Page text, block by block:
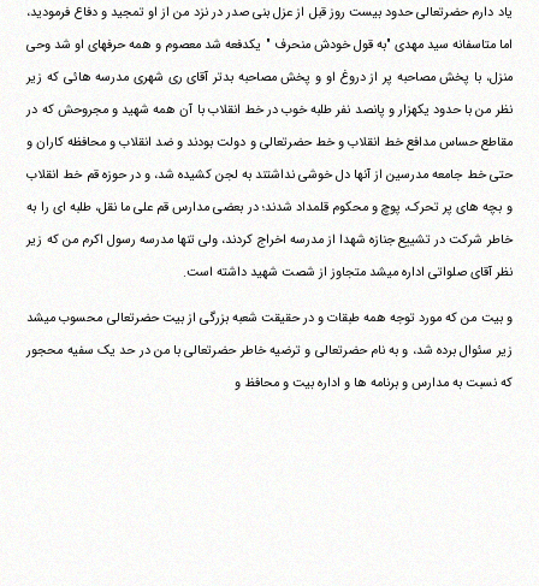
یاد دارم حضرتعالی حدود بیست روز قبل از عزل بنی صدر در نزد من از او تمجید و دفاع فرمودید،
اما متاسفانه سید مهدی "به قول خودش منحرف " یکدفعه شد معصوم و همه حرفهای او شد وحی
منزل، با پخش مصاحبه پر از دروغ او و پخش مصاحبه بدتر آقای ری شهری مدرسه هائی که زیر
نظر من با حدود یکهزار و پانصد نفر طلبه خوب در خط انقلاب با آن همه شهید و مجروحش که در
مقاطع حساس مدافع خط انقلاب و خط حضرتعالی و دولت بودند و ضد انقلاب و محافظه کاران و
حتی خط جامعه مدرسین از آنها دل خوشی نداشتند به لجن کشیده شد، و در حوزه قم خط انقلاب
و بچه های پر تحرک، پوچ و محکوم قلمداد شدند؛ در بعضی مدارس قم علی ما نقل، طلبه ای را به
خاطر شرکت در تشییع جنازه شهدا از مدرسه اخراج کردند، ولی تنها مدرسه رسول اکرم من که زیر
نظر آقای صلواتی اداره می‎شد متجاوز از شصت شهید داشته است.
و بیت من که مورد توجه همه طبقات و در حقیقت شعبه بزرگی از بیت حضرتعالی محسوب می‎شد
زیر سئوال برده شد، و به نام حضرتعالی و ترضیه خاطر حضرتعالی با من در حد یک سفیه محجور
که نسبت به مدارس و برنامه ها و اداره بیت و محافظ و